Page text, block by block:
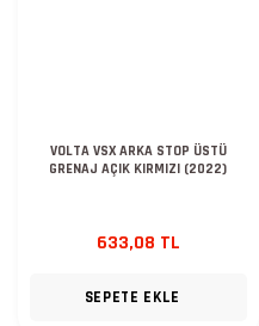
VOLTA VSX ARKA STOP ÜSTÜ
GRENAJ AÇIK KIRMIZI (2022)
633,08 TL
SEPETE EKLE